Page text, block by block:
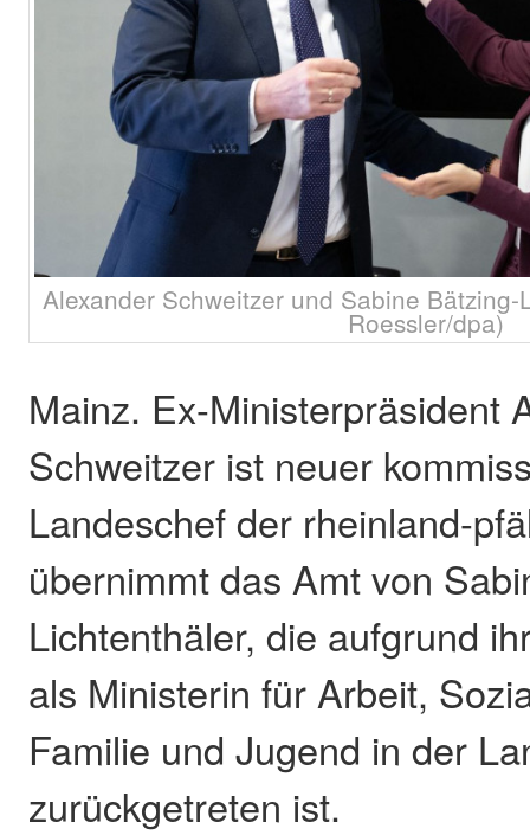
Alexander Schweitzer und Sabine
Roessler/dpa)
Mainz. Ex-Ministerpräsident
Schweitzer ist neuer
Landeschef der rheinland-
übernimmt das Amt von
Lichtenthäler, die aufgrund
als Ministerin für Arbeit,
Familie und Jugend in der
zurückgetreten ist.